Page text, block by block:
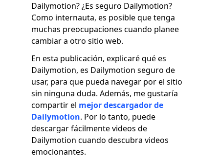
Dailymotion? ¿Es seguro Dailymotion?
Como internauta, es posible que tenga
muchas preocupaciones cuando planee
cambiar a otro sitio web.
En esta publicación, explicaré qué es
Dailymotion, es Dailymotion seguro de
usar, para que pueda navegar por el sitio
sin ninguna duda. Además, me gustaría
compartir el mejor descargador de
Dailymotion. Por lo tanto, puede
descargar fácilmente videos de
Dailymotion cuando descubra videos
emocionantes.